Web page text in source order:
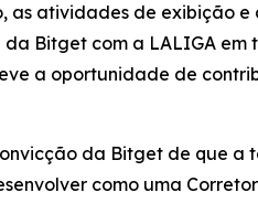
as atividades de exibição
Bitget com a LALIGA
a oportunidade de
da Bitget de que
como uma